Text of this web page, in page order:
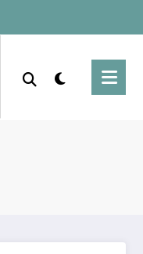
i świeżym